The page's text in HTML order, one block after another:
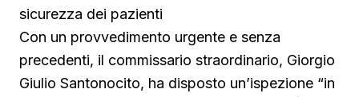
sicurezza dei pazienti
Con un provvedimento urgente e senza
precedenti, il commissario straordinario, Giorgio
Giulio Santonocito, ha disposto un’ispezione “in